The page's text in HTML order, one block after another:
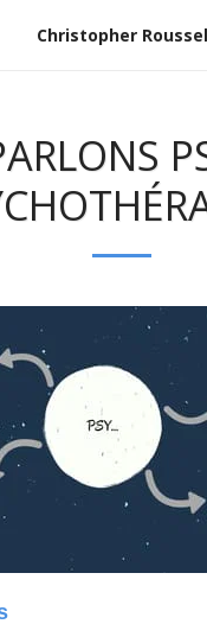
Christopher Roussel